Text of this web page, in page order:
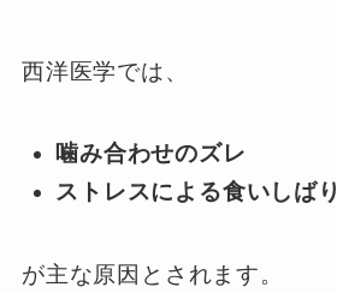
西洋医学では、
噛み合わせのズレ
ストレスによる食いしばり
が主な原因とされます。